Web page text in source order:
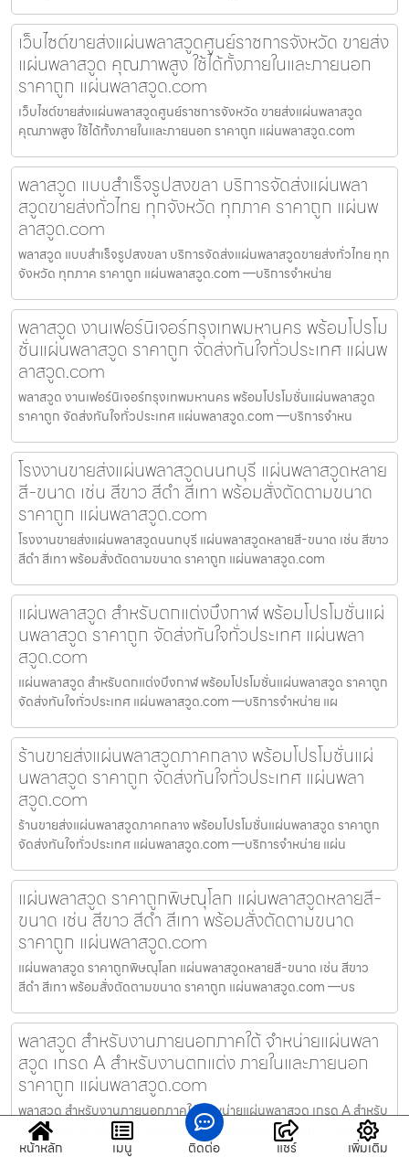
เว็บไซต์ขายส่งแผ่นพลาสวูดศูนย์ราชการจังหวัด ขายส่ง
แผ่นพลาสวูด คุณภาพสูง ใช้ได้ทั้งภายในและภายนอก
ราคาถูก แผ่นพลาสวูด.com
เว็บไซต์ขายส่งแผ่นพลาสวูดศูนย์ราชการจังหวัด ขายส่งแผ่นพลาสวูด
คุณภาพสูง ใช้ได้ทั้งภายในและภายนอก ราคาถูก แผ่นพลาสวูด.com
พลาสวูด แบบสำเร็จรูปสงขลา บริการจัดส่งแผ่นพลา
สวูดขายส่งทั่วไทย ทุกจังหวัด ทุกภาค ราคาถูก แผ่นพ
ลาสวูด.com
พลาสวูด แบบสำเร็จรูปสงขลา บริการจัดส่งแผ่นพลาสวูดขายส่งทั่วไทย ทุก
จังหวัด ทุกภาค ราคาถูก แผ่นพลาสวูด.com —บริการจำหน่าย
พลาสวูด งานเฟอร์นิเจอร์กรุงเทพมหานคร พร้อมโปรโม
ชั่นแผ่นพลาสวูด ราคาถูก จัดส่งทันใจทั่วประเทศ แผ่นพ
ลาสวูด.com
พลาสวูด งานเฟอร์นิเจอร์กรุงเทพมหานคร พร้อมโปรโมชั่นแผ่นพลาสวูด
ราคาถูก จัดส่งทันใจทั่วประเทศ แผ่นพลาสวูด.com —บริการจำหน
โรงงานขายส่งแผ่นพลาสวูดนนทบุรี แผ่นพลาสวูดหลาย
สี-ขนาด เช่น สีขาว สีดำ สีเทา พร้อมสั่งตัดตามขนาด
ราคาถูก แผ่นพลาสวูด.com
โรงงานขายส่งแผ่นพลาสวูดนนทบุรี แผ่นพลาสวูดหลายสี-ขนาด เช่น สีขาว
สีดำ สีเทา พร้อมสั่งตัดตามขนาด ราคาถูก แผ่นพลาสวูด.com
แผ่นพลาสวูด สำหรับตกแต่งบึงกาฬ พร้อมโปรโมชั่นแผ่
นพลาสวูด ราคาถูก จัดส่งทันใจทั่วประเทศ แผ่นพลา
สวูด.com
แผ่นพลาสวูด สำหรับตกแต่งบึงกาฬ พร้อมโปรโมชั่นแผ่นพลาสวูด ราคาถูก
จัดส่งทันใจทั่วประเทศ แผ่นพลาสวูด.com —บริการจำหน่าย แผ
ร้านขายส่งแผ่นพลาสวูดภาคกลาง พร้อมโปรโมชั่นแผ่
นพลาสวูด ราคาถูก จัดส่งทันใจทั่วประเทศ แผ่นพลา
สวูด.com
ร้านขายส่งแผ่นพลาสวูดภาคกลาง พร้อมโปรโมชั่นแผ่นพลาสวูด ราคาถูก
จัดส่งทันใจทั่วประเทศ แผ่นพลาสวูด.com —บริการจำหน่าย แผ่น
แผ่นพลาสวูด ราคาถูกพิษณุโลก แผ่นพลาสวูดหลายสี-
ขนาด เช่น สีขาว สีดำ สีเทา พร้อมสั่งตัดตามขนาด
ราคาถูก แผ่นพลาสวูด.com
แผ่นพลาสวูด ราคาถูกพิษณุโลก แผ่นพลาสวูดหลายสี-ขนาด เช่น สีขาว
สีดำ สีเทา พร้อมสั่งตัดตามขนาด ราคาถูก แผ่นพลาสวูด.com —บร
พลาสวูด สำหรับงานภายนอกภาคใต้ จำหน่ายแผ่นพลา
สวูด เกรด A สำหรับงานตกแต่ง ภายในและภายนอก
ราคาถูก แผ่นพลาสวูด.com
พลาสวูด สำหรับงานภายนอกภาคใต้ จำหน่ายแผ่นพลาสวูด เกรด A สำหรับ
งานตกแต่ง ภายในและภายนอก ราคาถูก แผ่นพลาสวูด.com —บริการจำ
หน้าหลัก
เมนู ติดต่อ แชร์ เพิ่มเติม